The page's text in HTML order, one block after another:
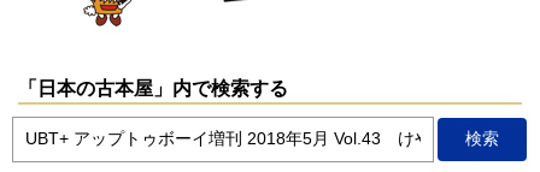
「日本の古本屋」内で検索する